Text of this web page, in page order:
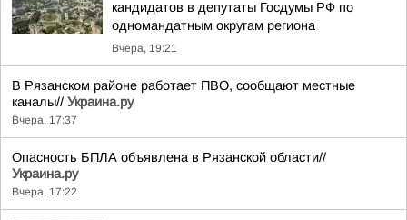
кандидатов в депутаты Госдумы РФ по
одномандатным округам региона
Вчера, 19:21
В Рязанском районе работает ПВО, сообщают местные
каналы// Украина.ру
Вчера, 17:37
Опасность БПЛА объявлена в Рязанской области//
Украина.ру
Вчера, 17:22